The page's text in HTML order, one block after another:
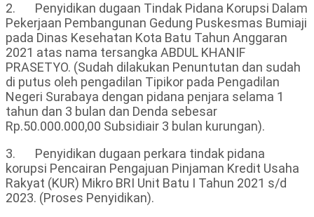
2. Penyidikan dugaan Tindak Pidana Korupsi Dalam
Pekerjaan Pembangunan Gedung Puskesmas Bumiaji
pada Dinas Kesehatan Kota Batu Tahun Anggaran
2021 atas nama tersangka ABDUL KHANIF
PRASETYO. (Sudah dilakukan Penuntutan dan sudah
di putus oleh pengadilan Tipikor pada Pengadilan
Negeri Surabaya dengan pidana penjara selama 1
tahun dan 3 bulan dan Denda sebesar
Rp.50.000.000,00 Subsidiair 3 bulan kurungan).
3. Penyidikan dugaan perkara tindak pidana
korupsi Pencairan Pengajuan Pinjaman Kredit Usaha
Rakyat (KUR) Mikro BRI Unit Batu I Tahun 2021 s/d
2023. (Proses Penyidikan).